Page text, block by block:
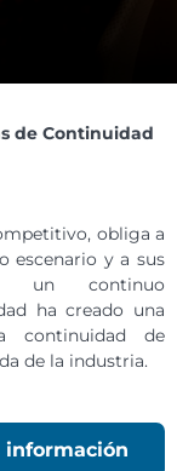
de Continuidad
obliga a
escenario y a sus
un continuo
ha creado una
continuidad de
de la industria.
información